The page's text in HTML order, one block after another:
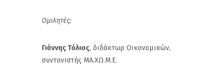
Ομιλητές:
Γιάννης Τόλιος, διδάκτωρ Οικονομικών,
συντονιστής ΜΑ.ΧΩ.Μ.Ε.